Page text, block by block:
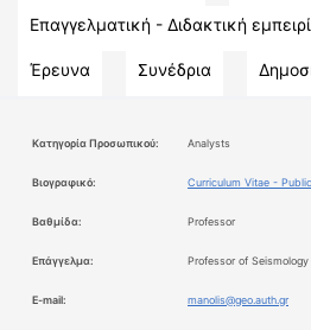
Επαγγελματική - Διδακτική
Έρευνα Συνέδρια
Κατηγορία Προσωπικού: Analysts
Βιογραφικό: Curriculum Vitae -
Βαθμίδα: Professor
Επάγγελμα: Professor of Seismology
E-mail: manolis@geo.auth.gr